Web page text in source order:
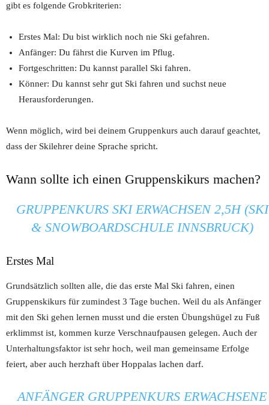
gibt es folgende Grobkriterien:
Erstes Mal: Du bist wirklich noch nie Ski gefahren.
Anfänger: Du fährst die Kurven im Pflug.
Fortgeschritten: Du kannst parallel Ski fahren.
Könner: Du kannst sehr gut Ski fahren und suchst neue
Herausforderungen.
Wenn möglich, wird bei deinem Gruppenkurs auch darauf geachtet,
dass der Skilehrer deine Sprache spricht.
Wann sollte ich einen Gruppenskikurs machen?
GRUPPENKURS SKI ERWACHSEN 2,5H (SKI
& SNOWBOARDSCHULE INNSBRUCK)
Erstes Mal
Grundsätzlich sollten alle, die das erste Mal Ski fahren, einen
Gruppenskikurs für zumindest 3 Tage buchen. Weil du als Anfänger
mit den Ski gehen lernen musst und die ersten Übungshügel zu Fuß
erklimmst ist, kommen kurze Verschnaufpausen gelegen. Auch der
Unterhaltungsfaktor ist sehr hoch, weil man gemeinsame Erfolge
feiert, aber auch herzhaft über Hoppalas lachen darf.
ANFÄNGER GRUPPENKURS ERWACHSENE